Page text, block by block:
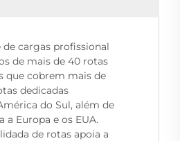
cargas profissional
de mais de 40 rotas
que cobrem mais de
dedicadas
do Sul, além de
a Europa e os EUA.
de rotas apoia a